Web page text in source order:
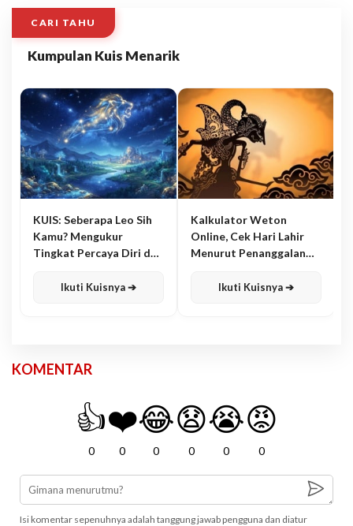
CARI TAHU
Kumpulan Kuis Menarik
KUIS: Seberapa Leo Sih
Kamu? Mengukur
Tingkat Percaya Diri dan
Ikuti Kuisnya ➔
Kalkulator Weton
Online, Cek Hari Lahir
Menurut Penanggalan
Ikuti Kuisnya ➔
KOMENTAR
👍
0
❤️
0
😂
0
😧
0
😭
0
😡
0
Isi komentar sepenuhnya adalah tanggung jawab pengguna dan diatur